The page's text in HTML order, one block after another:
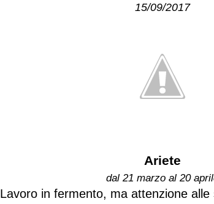
15/09/2017
Ariete
dal 21 marzo al 20
Lavoro in fermento, ma attenzione